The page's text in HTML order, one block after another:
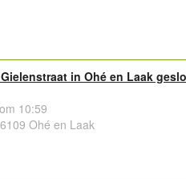
in Ohé en Laak
10:59
Ohé en Laak